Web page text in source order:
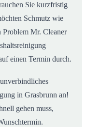
Sie kurzfristig
Schmutz wie
Problem Mr. Cleaner
einen Termin durch.
in Grasbrunn an!
gehen muss,